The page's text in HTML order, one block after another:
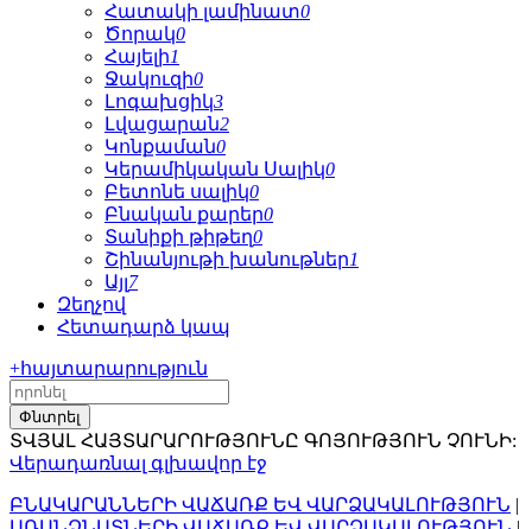
Հատակի լամինատ0
Ծորակ0
Հայելի1
Ջակուզի0
Լոգախցիկ3
Լվացարան2
Կոնքաման0
Կերամիկական Սալիկ0
Բետոնե սալիկ0
Բնական քարեր0
Տանիքի թիթեղ0
Շինանյութի խանութներ1
Այլ7
Զեղչով
Հետադարձ կապ
+հայտարարություն
ՏՎՅԱԼ ՀԱՅՏԱՐԱՐՈՒԹՅՈՒՆԸ ԳՈՅՈՒԹՅՈՒՆ ՉՈՒՆԻ:
Վերադառնալ գլխավոր էջ
ԲՆԱԿԱՐԱՆՆԵՐԻ ՎԱՃԱՌՔ ԵՎ ՎԱՐՁԱԿԱԼՈՒԹՅՈՒՆ |